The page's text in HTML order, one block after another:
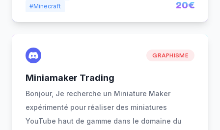
#Minecraft
20€
GRAPHISME
Miniamaker Trading
Bonjour, Je recherche un Miniature Maker
expérimenté pour réaliser des miniatures
YouTube haut de gamme dans le domaine du